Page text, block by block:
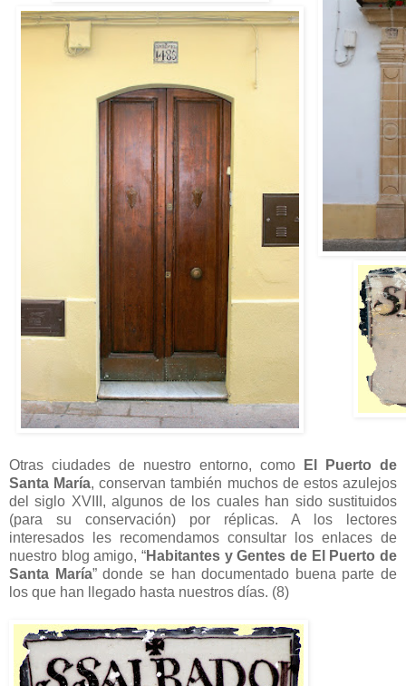
Otras ciudades de nuestro entorno, como
El Puerto de
Santa María, conservan también muchos de estos azulejos
del siglo XVIII, algunos de los cuales han sido sustituidos
(para su conservación) por réplicas. A los lectores
interesados les recomendamos consultar los enlaces de
nuestro blog amigo, “Habitantes y Gentes de El Puerto de
Santa María” donde se han documentado buena parte de
los que han llegado hasta nuestros días. (8)